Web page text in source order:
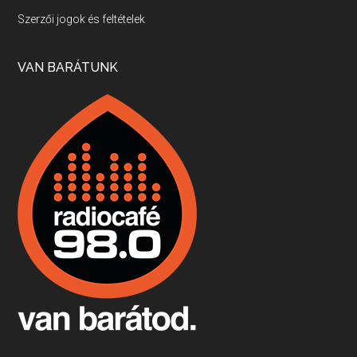
Villány, kékfrankos, Jackfall
Apr 17, 2026 • 00:35:38
Boston, teadélután, bab és homár
Apr 9, 2026 • 00:37:17
Fermentáljunk, a testünk meghálálja!
Apr 3, 2026 • 00:36:07
Szerzői jogok és feltételek
VAN BARÁTUNK